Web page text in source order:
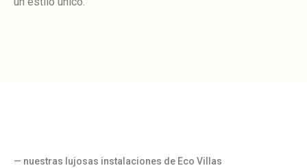
— nuestras lujosas instalaciones de Eco Villas